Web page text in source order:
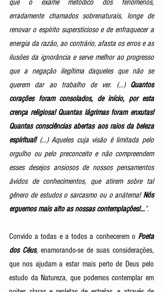
que o exame metódico dos fenômenos,
erradamente chamados sobrenaturais, longe de
renovar o espírito supersticioso e de enfraquecer a
energia da razão, ao contrário, afasta os erros e as
ilusões da ignorância e serve melhor ao progresso
que a negação ilegítima daqueles que não se
querem dar ao trabalho de ver. (...) Quantos
corações foram consolados, de início, por esta
crença religiosa! Quantas lágrimas foram enxutas!
Quantas consciências abertas aos raios da beleza
espiritual! (...) Aqueles cuja visão é limitada pelo
orgulho ou pelo preconceito e não compreendem
esses desejos ansiosos de nossos pensamentos
ávidos de conhecimentos, que atirem sobre tal
gênero de estudos o sarcasmo ou o anátema! Nós
erguemos mais alto as nossas contemplações!...”.
Convido a todas e a todos a conhecerem o Poeta
dos Céus, enamorando-se de suas considerações,
que nos ajudam a estar mais perto de Deus pelo
estudo da Natureza, que podemos contemplar em